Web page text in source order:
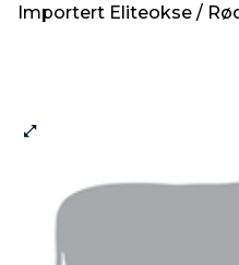
Importert Eliteokse /